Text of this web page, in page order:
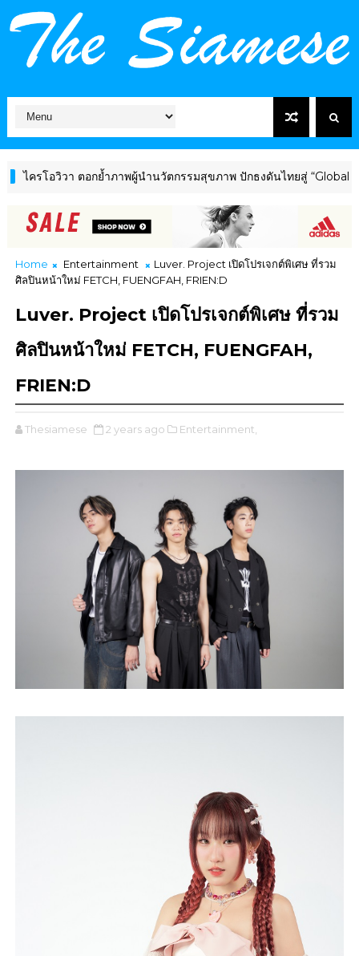
วา ตอกย้ำภาพผู้นำนวัตกรรมสุขภาพ ปักธงดันไทยสู่ “Global Wellness
Home Entertainment
Luver. Project เปิดโปรเจกต์พิเศษ ที่รวม
ศิลปินหน้าใหม่ FETCH, FUENGFAH, FRIEN:D
Luver. Project เปิดโปรเจกต์พิเศษ ที่รวม
ศิลปินหน้าใหม่ FETCH, FUENGFAH,
FRIEN:D
Thesiamese 2 years ago Entertainment,